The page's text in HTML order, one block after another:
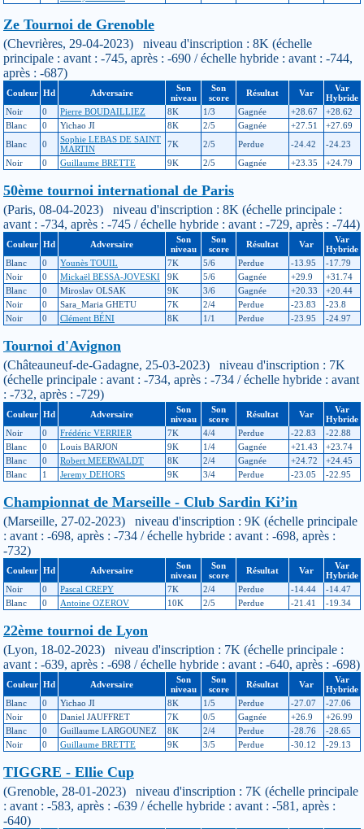
Ze Tournoi de Grenoble
(Chevrières, 29-04-2023) niveau d'inscription : 8K (échelle
principale : avant : -745, après : -690 / échelle hybride : avant : -744,
après : -687)
Couleur Hd Adversaire
Son
niveau
Son
score
Résultat Var
Var
Hybride
Noir
0 Pierre BOUDAILLIEZ 8K 1/3 Gagnée +28.67
+28.62
Blanc
0 Yichao JI 8K 2/5 Gagnée +27.51
+27.69
Blanc
0
Sophie LEBAS DE SAINT
MARTIN
7K 2/5 Perdue -24.42
-24.23
Noir
0 Guillaume BRETTE 9K 2/5 Gagnée +23.35 +24.79
50ème tournoi international de Paris
(Paris, 08-04-2023) niveau d'inscription : 8K (échelle principale :
avant : -734, après : -745 / échelle hybride : avant : -729, après : -744)
Couleur Hd Adversaire
Son
niveau
Son
score
Résultat Var
Var
Hybride
Blanc
0 Younès TOUIL 7K 5/6 Perdue -13.95
-17.79
Noir
0 Mickaël BESSA-JOVESKI 9K 5/6 Gagnée +29.9
+31.74
Blanc
0 Miroslav OLSAK 9K 3/6 Gagnée +20.33
+20.44
Noir
0 Sara_Maria GHETU 7K 2/4 Perdue -23.83
-23.8
Noir
0 Clément BÉNI 8K 1/1 Perdue -23.95 -24.97
Tournoi d'Avignon
(Châteauneuf-de-Gadagne, 25-03-2023) niveau d'inscription : 7K
(échelle principale : avant : -734, après : -734 / échelle hybride : avant
: -732, après : -729)
Couleur Hd Adversaire
Son
niveau
Son
score
Résultat Var
Var
Hybride
Noir
0 Frédéric VERRIER 7K 4/4 Perdue -22.83
-22.88
Blanc
0 Louis BARJON 9K 1/4 Gagnée +21.43
+23.74
Blanc
0 Robert MEERWALDT 8K 2/4 Gagnée +24.72
+24.45
Blanc
1 Jeremy DEHORS 9K 3/4 Perdue -23.05 -22.95
Championnat de Marseille - Club Sardin Ki’in
(Marseille, 27-02-2023) niveau d'inscription : 9K (échelle principale
: avant : -698, après : -734 / échelle hybride : avant : -698, après :
-732)
Couleur Hd Adversaire
Son
niveau
Son
score
Résultat Var
Var
Hybride
Noir
0 Pascal CREPY 7K 2/4 Perdue -14.44
-14.47
Blanc
0 Antoine OZEROV 10K 2/5 Perdue -21.41 -19.34
22ème tournoi de Lyon
(Lyon, 18-02-2023) niveau d'inscription : 7K (échelle principale :
avant : -639, après : -698 / échelle hybride : avant : -640, après : -698)
Couleur Hd Adversaire
Son
niveau
Son
score
Résultat Var
Var
Hybride
Blanc
0 Yichao JI 8K 1/5 Perdue -27.07
-27.06
Noir
0 Daniel JAUFFRET 7K 0/5 Gagnée +26.9
+26.99
Blanc
0 Guillaume LARGOUNEZ 8K 2/4 Perdue -28.76
-28.65
Noir
0 Guillaume BRETTE 9K 3/5 Perdue -30.12 -29.13
TIGGRE - Ellie Cup
(Grenoble, 28-01-2023) niveau d'inscription : 7K (échelle principale
: avant : -583, après : -639 / échelle hybride : avant : -581, après :
-640)